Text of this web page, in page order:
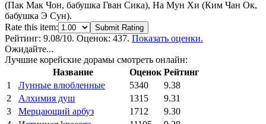
(Пак Мак Чон, бабушка Гван Сика), На Мун Хи (Ким Чан Ок,
бабушка Э Сун).
Rate this item:
Submit Rating
Рейтинг: 9.08/10. Оценок: 437. Показать оценки.
Ожидайте...
Лучшие корейские дорамы смотреть онлайн:
Название
Оценок Рейтинг
1
Лунные влюбленные 5340
9.38
2
Алхимия душ 1315
9.31
3
Мерцающий арбуз 1712
9.30